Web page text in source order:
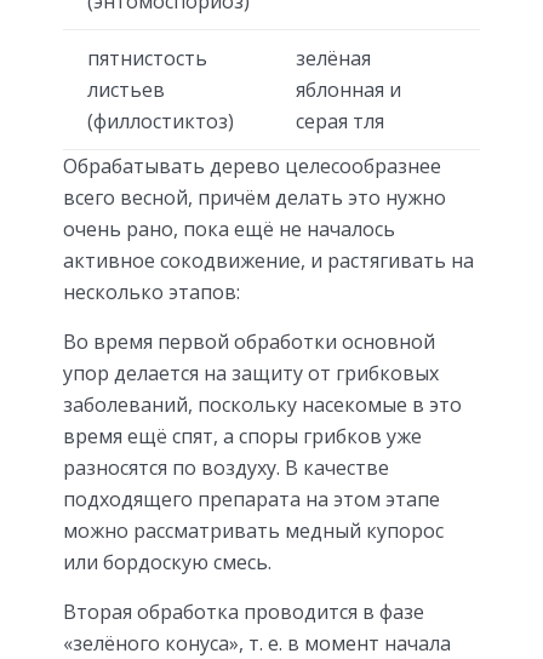
пятнистость
листьев
(филлостиктоз)
зелёная
яблонная и
серая тля
Обрабатывать дерево целесообразнее
всего весной, причём делать это нужно
очень рано, пока ещё не началось
активное сокодвижение, и растягивать на
несколько этапов:
Во время первой обработки основной
упор делается на защиту от грибковых
заболеваний, поскольку насекомые в это
время ещё спят, а споры грибков уже
разносятся по воздуху. В качестве
подходящего препарата на этом этапе
можно рассматривать медный купорос
или бордоскую смесь.
Вторая обработка проводится в фазе
«зелёного конуса», т. е. в момент начала